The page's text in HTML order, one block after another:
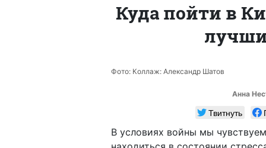
Куда пойти в
Фото: Коллаж: Александр Шатов
Анна
Твитнуть
В условиях войны мы